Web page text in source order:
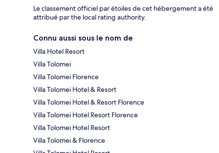
Le classement officiel par étoiles de cet hébergement a été
attribué par the local rating authority.
Connu aussi sous le nom de
Villa Hotel Resort
Villa Tolomei
Villa Tolomei Florence
Villa Tolomei Hotel & Resort
Villa Tolomei Hotel & Resort Florence
Villa Tolomei Hotel Resort Florence
Villa Tolomei Hotel Resort
Villa Tolomei & Florence